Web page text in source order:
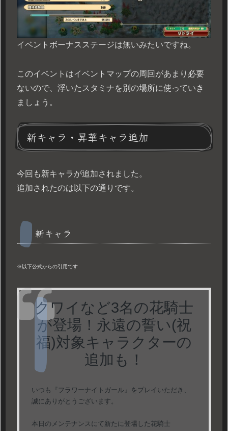
イベントボーナスステージは無いみたいですね。
このイベントはイベントマップの周回があまり必要
ないので、浮いたスタミナを別の場所に使っていき
ましょう。
新キャラ・昇華キャラ追加
今回も新キャラが追加されました。
追加されたのは以下の通りです。
新キャラ
※以下公式からの引用です
クワイなど3名の花騎士
が登場！永遠の誓い(祝
福)対象キャラクターの
追加も！
いつも『フラワーナイトガール』をプレイいただき、
誠にありがとうございます。
本日のメンテナンスにて新たに登場した花騎士